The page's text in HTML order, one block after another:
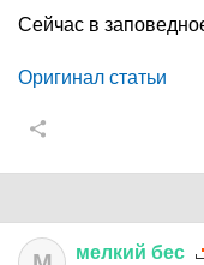
Сейчас в
Оригинал статьи
мелкий бес